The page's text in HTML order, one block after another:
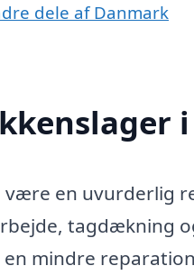
dele af Danmark
være en uvurderlig
tagdækning
mindre